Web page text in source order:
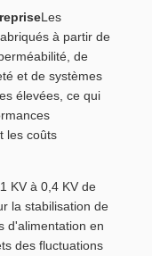
Les
à partir de
de
et de systèmes
élevées, ce qui
les coûts
KV à 0,4 KV de
la stabilisation de
d'alimentation en
des fluctuations